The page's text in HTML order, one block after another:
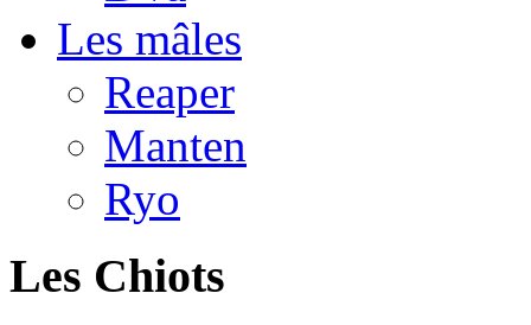
Les mâles
Reaper
Manten
Ryo
Les Chiots